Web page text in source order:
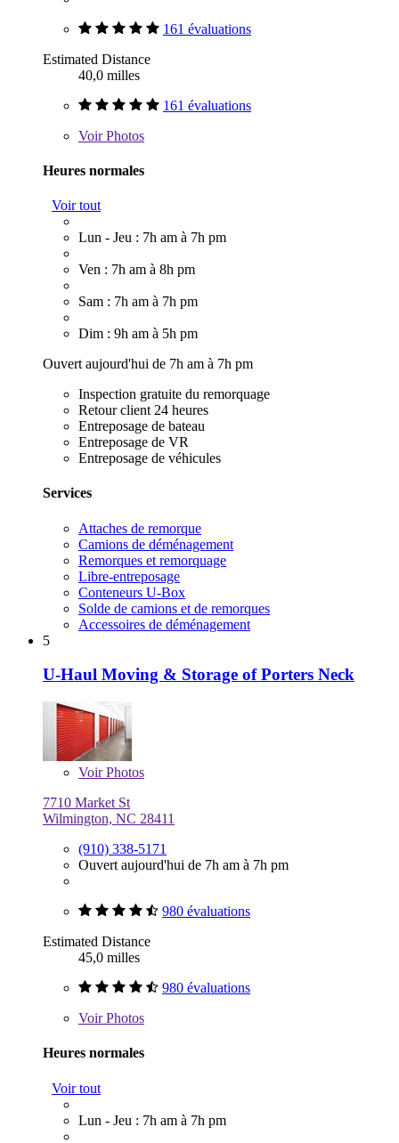
161 évaluations
Estimated Distance
40,0 milles
161 évaluations
VoirPhotos
Heures normales
Voir tout
Lun - Jeu : 7h am à 7h pm
Ven : 7h am à 8h pm
Sam : 7h am à 7h pm
Dim : 9h am à 5h pm
Ouvert aujourd'hui de 7h am à 7h pm
Inspection gratuite du remorquage
Retour client 24 heures
Entreposage de bateau
Entreposage de VR
Entreposage de véhicules
Services
Attaches de remorque
Camions de déménagement
Remorques et remorquage
Libre-entreposage
Conteneurs U-Box
Solde de camions et de remorques
Accessoires de déménagement
5
U-Haul Moving & Storage of Porters Neck
VoirPhotos
7710 Market St
Wilmington, NC 28411
(910) 338-5171
Ouvert aujourd'hui de 7h am à 7h pm
980 évaluations
Estimated Distance
45,0 milles
980 évaluations
VoirPhotos
Heures normales
Voir tout
Lun - Jeu : 7h am à 7h pm